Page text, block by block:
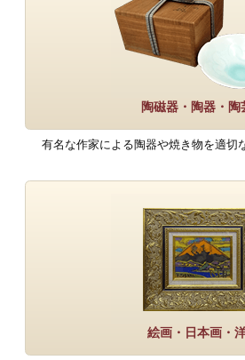
陶磁器・陶器・陶
有名な作家による陶器や焼き物を適切
絵画・日本画・